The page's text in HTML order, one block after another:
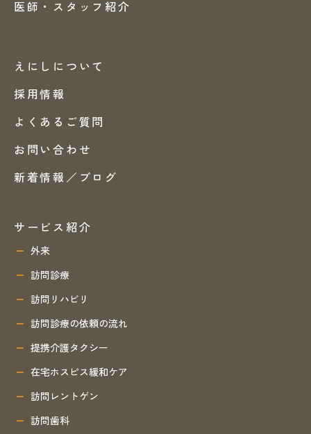
医師・スタッフ紹介
えにしについて
採用情報
よくあるご質問
お問い合わせ
新着情報／ブログ
サービス紹介
外来
訪問診療
訪問リハビリ
訪問診療の依頼の流れ
提携介護タクシー
在宅ホスピス緩和ケア
訪問レントゲン
訪問歯科